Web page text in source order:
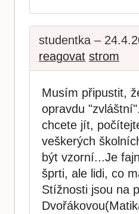
studentka –
reagovat strom
Musím připustit,
opravdu
chcete jít,
veškerých
být vzorní...Je
šprti, ale lidi, co
Stížnosti jsou na